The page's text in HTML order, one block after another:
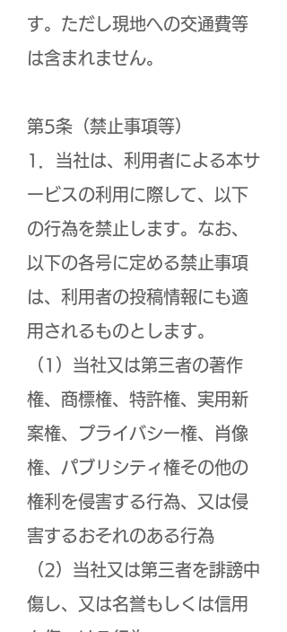
す。ただし現地への交通費等
は含まれません。
第5条（禁止事項等）
1．当社は、利用者による本サ
ービスの利用に際して、以下
の行為を禁止します。なお、
以下の各号に定める禁止事項
は、利用者の投稿情報にも適
用されるものとします。
（1）当社又は第三者の著作
権、商標権、特許権、実用新
案権、プライバシー権、肖像
権、パブリシティ権その他の
権利を侵害する行為、又は侵
害するおそれのある行為
（2）当社又は第三者を誹謗中
傷し、又は名誉もしくは信用